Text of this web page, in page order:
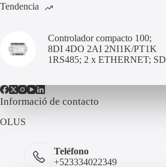
Tendencia
Controlador compacto 100;
8DI 4DO 2AI 2NI1K/PT1K
1RS485; 2 x ETHERNET; SD
Informació de contacto
OLUS
Teléfono
+523334022349